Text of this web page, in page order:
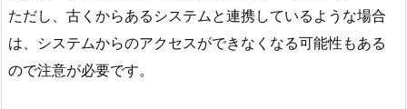
ただし、古くからあるシステムと連携しているような場合
は、システムからのアクセスができなくなる可能性もある
ので注意が必要です。